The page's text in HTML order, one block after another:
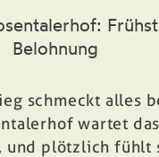
Belohnung
schmeckt alles
wartet das
und plötzlich fühlt